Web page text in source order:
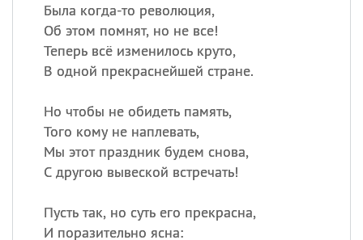
Была когда-то революция,
Об этом помнят, но не все!
Теперь всё изменилось круто,
В одной прекраснейшей стране.
Но чтобы не обидеть память,
Того кому не наплевать,
Мы этот праздник будем снова,
С другою вывеской встречать!
Пусть так, но суть его прекрасна,
И поразительно ясна: